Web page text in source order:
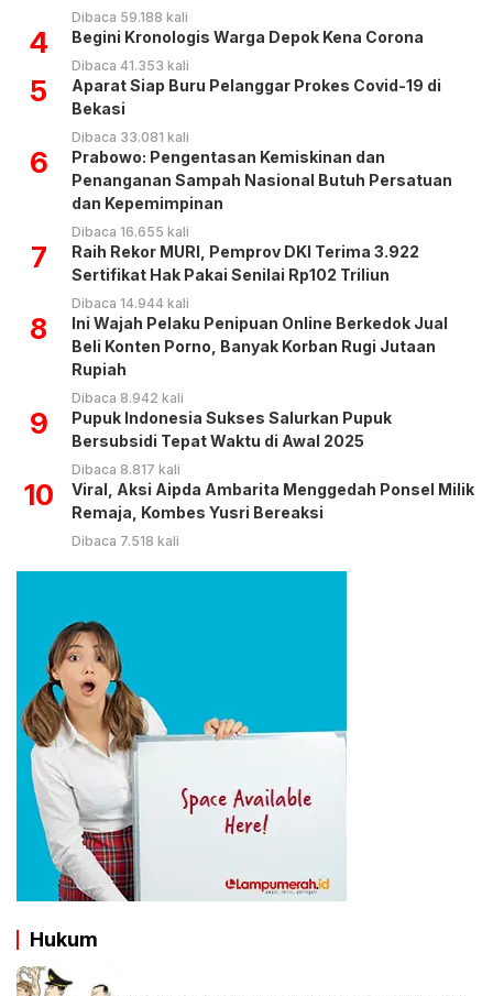
Dibaca 59.188 kali
4 Begini Kronologis Warga Depok Kena Corona
Dibaca 41.353 kali
5
Aparat Siap Buru Pelanggar Prokes Covid-19 di
Bekasi
Dibaca 33.081 kali
6
Prabowo: Pengentasan Kemiskinan dan
Penanganan Sampah Nasional Butuh Persatuan
dan Kepemimpinan
Dibaca 16.655 kali
7
Raih Rekor MURI, Pemprov DKI Terima 3.922
Sertifikat Hak Pakai Senilai Rp102 Triliun
Dibaca 14.944 kali
8
Ini Wajah Pelaku Penipuan Online Berkedok Jual
Beli Konten Porno, Banyak Korban Rugi Jutaan
Rupiah
Dibaca 8.942 kali
9
Pupuk Indonesia Sukses Salurkan Pupuk
Bersubsidi Tepat Waktu di Awal 2025
Dibaca 8.817 kali
10
Viral, Aksi Aipda Ambarita Menggedah Ponsel Milik
Remaja, Kombes Yusri Bereaksi
Dibaca 7.518 kali
Hukum